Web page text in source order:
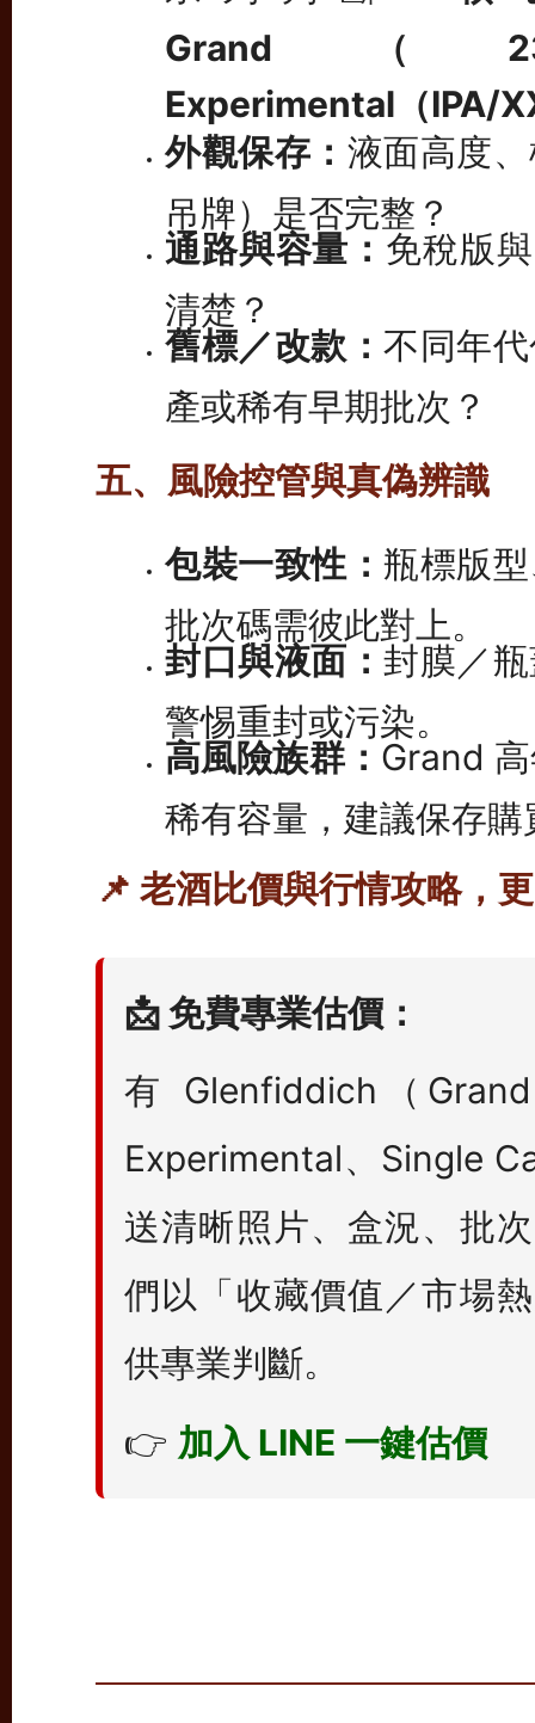
Grand（
Experimental（IPA/
外觀保存： 液面高度
吊牌）是否完整？
通路與容量： 免稅版
清楚？
舊標／改款： 不同年
產或稀有早期批次？
五、風險控管與真偽辨識
包裝一致性： 瓶標版
批次碼需彼此對上。
封口與液面： 封膜／
警惕重封或污染。
高風險族群： Grand
稀有容量，建議保存購
📌 老酒比價與行情攻略，
📩 免費專業估價：
有 Glenfiddich（
Experimental、Single
送清晰照片、盒況、批
們以「收藏價值／市場
供專業判斷。
👉 加入 LINE 一鍵估價